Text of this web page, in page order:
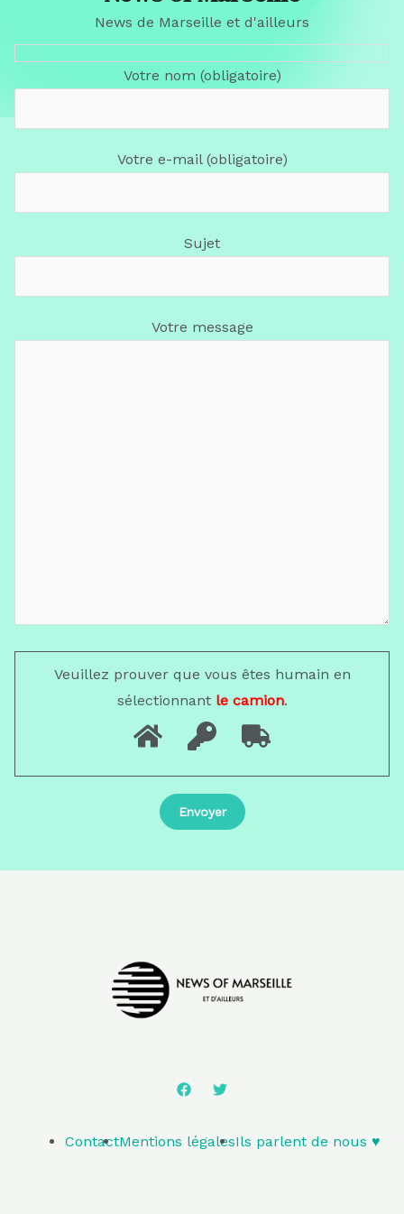
News de Marseille et d'ailleurs
Votre nom (obligatoire)
Votre e-mail (obligatoire)
Sujet
Votre message
Veuillez prouver que vous êtes humain en
sélectionnantle camion.
ContactMentions légalesIls parlent de nous ♥️